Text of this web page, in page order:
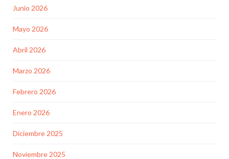
Junio 2026
Mayo 2026
Abril 2026
Marzo 2026
Febrero 2026
Enero 2026
Diciembre 2025
Noviembre 2025